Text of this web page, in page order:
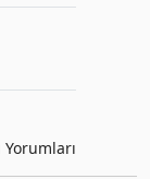
Yorumları